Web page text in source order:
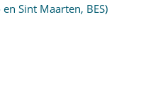
Sint Maarten, BES)